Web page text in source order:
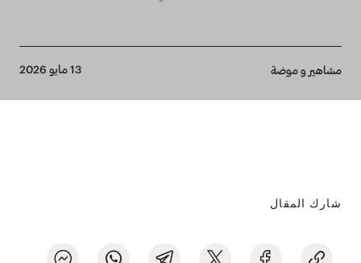
Breadcrumb
مشاهير و موضة 13 مايو 2026
شارك المقال